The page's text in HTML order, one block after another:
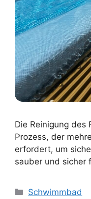
Die Reinigung des
Prozess, der
erfordert, um
sauber und sicher
Kategorien
Schwimmbad